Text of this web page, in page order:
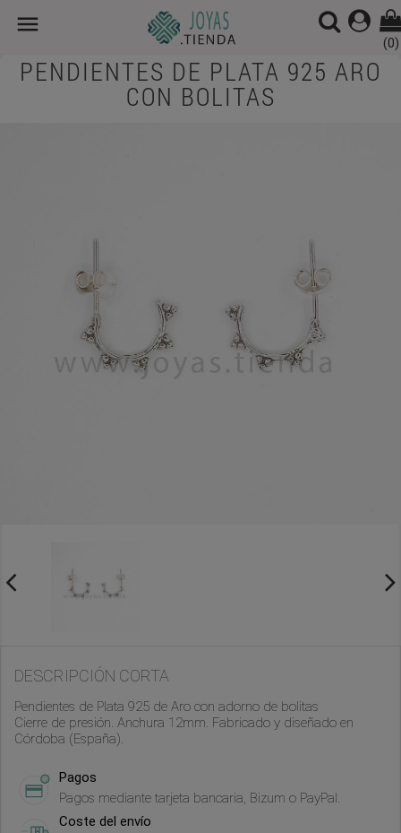

(0)
PENDIENTES DE PLATA 925 ARO
CON BOLITAS
DESCRIPCIÓN CORTA
Pendientes de Plata 925 de Aro con adorno de bolitas
Cierre de presión. Anchura 12mm. Fabricado y diseñado en
Córdoba (España).
Pagos
Pagos mediante tarjeta bancaria, Bizum o PayPal.
Coste del envío